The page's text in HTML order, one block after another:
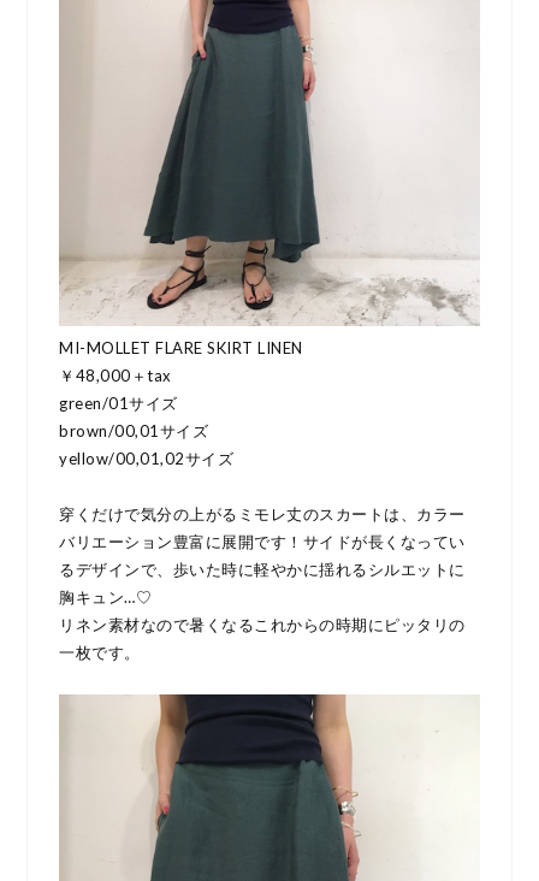
MI-MOLLET FLARE SKIRT LINEN
￥48,000＋tax
green/01サイズ
brown/00,01サイズ
yellow/00,01,02サイズ
穿くだけで気分の上がるミモレ丈のスカートは、カラー
バリエーション豊富に展開です！サイドが長くなってい
るデザインで、歩いた時に軽やかに揺れるシルエットに
胸キュン…♡
リネン素材なので暑くなるこれからの時期にピッタリの
一枚です。